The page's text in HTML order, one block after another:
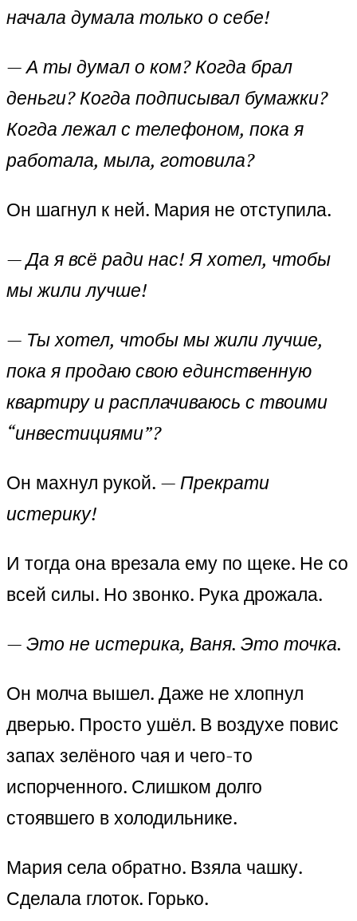
начала думала только о себе!
—А ты думал о ком? Когда брал
деньги? Когда подписывал бумажки?
Когда лежал с телефоном, пока я
работала, мыла, готовила?
Он шагнул к ней. Мария не отступила.
—Да я всё ради нас! Я хотел, чтобы
мы жили лучше!
— Ты хотел, чтобы мы жили лучше,
пока я продаю свою единственную
квартиру и расплачиваюсь с твоими
“инвестициями”?
Он махнул рукой. — Прекрати
истерику!
И тогда она врезала ему по щеке. Не со
всей силы. Но звонко. Рука дрожала.
—Это не истерика, Ваня. Это точка.
Он молча вышел. Даже не хлопнул
дверью. Просто ушёл. В воздухе повис
запах зелёного чая и чего-то
испорченного. Слишком долго
стоявшего в холодильнике.
Мария села обратно. Взяла чашку.
Сделала глоток. Горько.